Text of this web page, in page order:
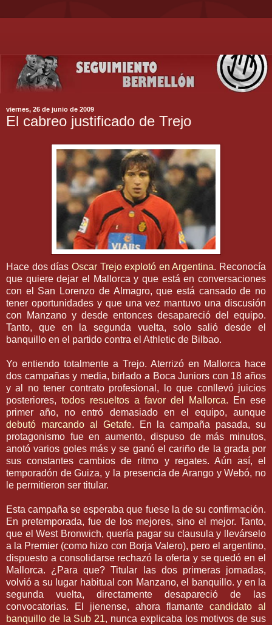
viernes, 26 de junio de 2009
El cabreo justificado de Trejo
Hace dos días Oscar Trejoexplotó en Argentina. Reconocía
que quiere dejar el
Mallorcay que está en conversaciones
con el San Lorenzo de Almagro, que está cansado de no
tener oportunidades y que una vez mantuvo una discusión
con Manzano y desde entonces desapareció del equipo.
Tanto, que en la segunda vuelta, solo salió desde el
banquillo en el partido contra el Athletic de Bilbao.
Yo entiendo totalmente a Trejo. Aterrizó en Mallorca hace
dos campañas y media, birlado a BocaJuniors con 18 años
y al no tener contrato profesional, lo que conllevó juicios
posteriores, todos resueltos a favor del Mallorca.
En ese
primer año, no entró demasiado en el equipo, aunque
debutó marcando al Getafe. En la campaña pasada, su
protagonismo fue en aumento, dispuso de más minutos,
anotó varios goles más y se ganó el cariño de la grada por
sus constantes cambios de ritmo y regates. Aún así, el
temporadón deGuiza, y la presencia de ArangoyWebó, no
le permitieron ser titular.
Esta campaña se esperaba que fuese la de su confirmación.
En pretemporada, fue de los mejores, sino el mejor. Tanto,
que elWest Bronwich, quería pagar su clausula y
llevárselo
a la Premier (como hizo con Borja Valero), pero el argentino,
dispuesto a consolidarse rechazó la oferta y sequedó en el
Mallorca. ¿Para que? Titular las dos primerasjornadas,
volvió a su lugar habitual con Manzano, el banquillo. y en la
segunda vuelta, directamente desapareció de las
convocatorias. El jienense, ahora flamante candidato al
banquillo de la Sub 21, nunca explicaba los motivos de sus